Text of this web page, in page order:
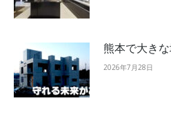
熊本で大き
2026年7月28日